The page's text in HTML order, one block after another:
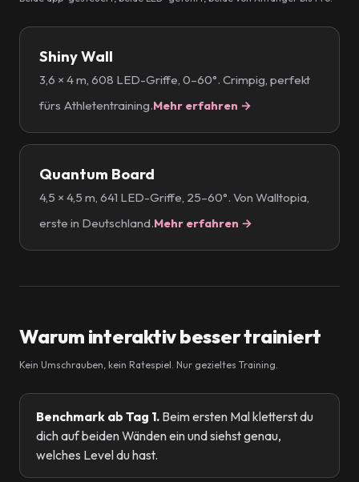
Shiny Wall
3,6 × 4 m, 608 LED-Griffe, 0–60°. Crimpig, perfekt
fürs Athletentraining.Mehr erfahren →
Quantum Board
4,5 × 4,5 m, 641 LED-Griffe, 25–60°. Von Walltopia,
erste in Deutschland.Mehr erfahren →
Warum interaktiv besser trainiert
Kein Umschrauben, kein Ratespiel. Nur gezieltes Training.
Benchmark ab Tag 1. Beim ersten Mal kletterst du
dich auf beiden Wänden ein und siehst genau,
welches Level du hast.